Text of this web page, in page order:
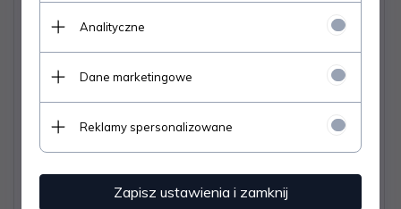
MONTER-MECHANIK
SAMOCHODOWY -
JANUSZ CHUDZIK
wysyłka w 24h (dni
PODRĘCZNIK
KIEROWCY B - Henryk
Próchniewicz (2000)
wysyłka w 24h (dni
Analityczne
Dane marketingowe
Reklamy spersonalizowane
Zapisz ustawienia i zamknij